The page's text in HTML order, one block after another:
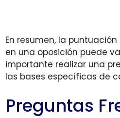
En resumen, la
en una oposición puede
importante realizar una
las bases específicas de
Preguntas